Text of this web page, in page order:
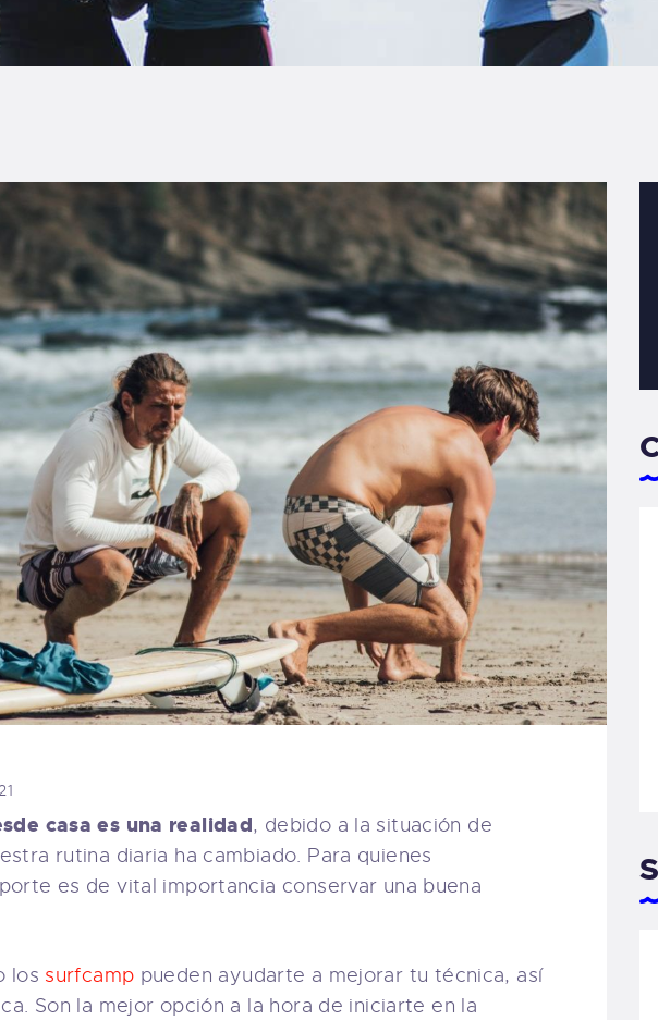
BLOG
CARRITO
TIENDA FAMILY
SURFERS
WEBCAM SALINAS
PEDIDOS
casa es una realidad, debido a la situación de
rutina diaria ha cambiado. Para quienes
es de vital importancia conservar una buena
los surfcamp pueden ayudarte a mejorar tu técnica, así
Son la mejor opción a la hora de iniciarte en la